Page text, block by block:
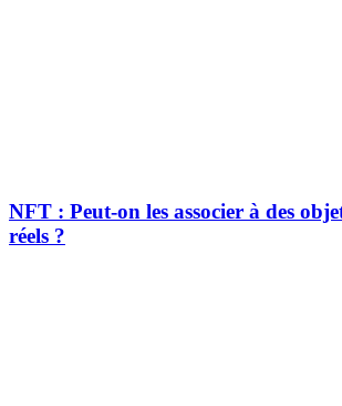
NFT : Peut-on les associer à des
réels ?